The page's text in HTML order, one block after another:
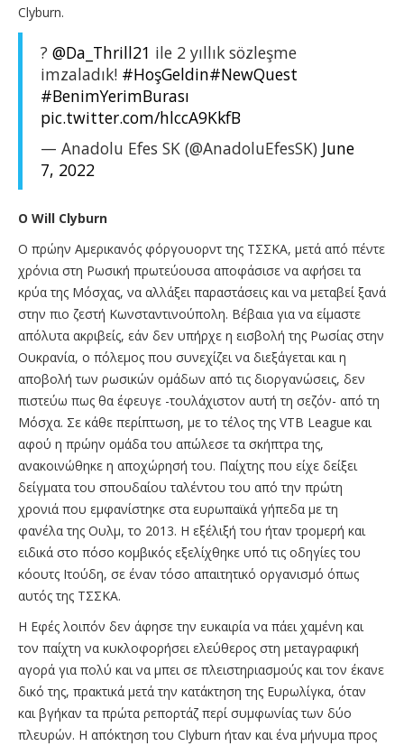
Clyburn.
? @Da_Thrill21 ile 2 yıllık sözleşme
imzaladık! #HoşGeldin#NewQuest
#BenimYerimBurası
pic.twitter.com/hlccA9KkfB
— Anadolu Efes SK (@AnadoluEfesSK) June
7, 2022
Ο Will Clyburn
Ο πρώην Αμερικανός φόργουορντ της ΤΣΣΚΑ, μετά από πέντε
χρόνια στη Ρωσική πρωτεύουσα αποφάσισε να αφήσει τα
κρύα της Μόσχας, να αλλάξει παραστάσεις και να μεταβεί ξανά
στην πιο ζεστή Κωνσταντινούπολη. Βέβαια για να είμαστε
απόλυτα ακριβείς, εάν δεν υπήρχε η εισβολή της Ρωσίας στην
Ουκρανία, ο πόλεμος που συνεχίζει να διεξάγεται και η
αποβολή των ρωσικών ομάδων από τις διοργανώσεις, δεν
πιστεύω πως θα έφευγε -τουλάχιστον αυτή τη σεζόν- από τη
Μόσχα. Σε κάθε περίπτωση, με το τέλος της VTB League και
αφού η πρώην ομάδα του απώλεσε τα σκήπτρα της,
ανακοινώθηκε η αποχώρησή του. Παίχτης που είχε δείξει
δείγματα του σπουδαίου ταλέντου του από την πρώτη
χρονιά που εμφανίστηκε στα ευρωπαϊκά γήπεδα με τη
φανέλα της Ουλμ, τo 2013. Η εξέλιξή του ήταν τρομερή και
ειδικά στο πόσο κομβικός εξελίχθηκε υπό τις οδηγίες του
κόουτς Ιτούδη, σε έναν τόσο απαιτητικό οργανισμό όπως
αυτός της ΤΣΣΚΑ.
Η Εφές λοιπόν δεν άφησε την ευκαιρία να πάει χαμένη και
τον παίχτη να κυκλοφορήσει ελεύθερος στη μεταγραφική
αγορά για πολύ και να μπει σε πλειστηριασμούς και τον έκανε
δικό της, πρακτικά μετά την κατάκτηση της Ευρωλίγκα, όταν
και βγήκαν τα πρώτα ρεπορτάζ περί συμφωνίας των δύο
πλευρών. H απόκτηση του Clyburn ήταν και ένα μήνυμα προς